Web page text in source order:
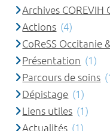
Archives COREVIH
Actions (4)
CoReSS Occitanie
Présentation (1)
Parcours de soins
Dépistage (1)
Liens utiles (1)
Actualités (1)